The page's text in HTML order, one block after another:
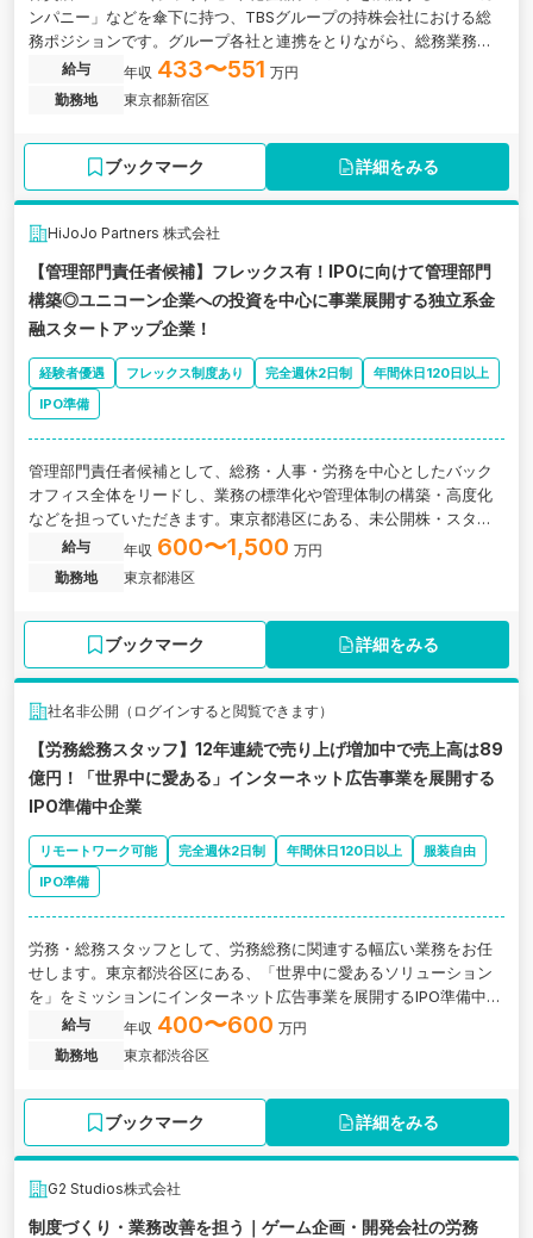
ンパニー」などを傘下に持つ、TBSグループの持株会社における総
務ポジションです。グループ各社と連携をとりながら、総務業務全
般を担っていただきます。
給与 年収 433〜551 万円
勤務地
東京都新宿区
ブックマーク 詳細をみる
HiJoJo Partners 株式会社
【管理部門責任者候補】フレックス有！IPOに向けて管理部門
構築◎ユニコーン企業への投資を中心に事業展開する独立系金
融スタートアップ企業！
経験者優遇 フレックス制度あり 完全週休2日制
年間休日120日以上
IPO準備
管理部門責任者候補として、総務・人事・労務を中心としたバック
オフィス全体をリードし、業務の標準化や管理体制の構築・高度化
などを担っていただきます。東京都港区にある、未公開株・スター
トアップ投資に強い金融スタートアップ企業の求人です。
給与 年収 600〜1,500 万円
勤務地
東京都港区
ブックマーク 詳細をみる
社名非公開（ログインすると閲覧できます）
【労務総務スタッフ】12年連続で売り上げ増加中で売上高は89
億円！「世界中に愛ある」インターネット広告事業を展開する
IPO準備中企業
リモートワーク可能 完全週休2日制 年間休日120日以上
服装自由
IPO準備
労務・総務スタッフとして、労務総務に関連する幅広い業務をお任
せします。東京都渋谷区にある、「世界中に愛あるソリューション
を」をミッションにインターネット広告事業を展開するIPO準備中企
業の求人です。
給与 年収 400〜600 万円
勤務地
東京都渋谷区
ブックマーク 詳細をみる
G2 Studios株式会社
制度づくり・業務改善を担う｜ゲーム企画・開発会社の労務